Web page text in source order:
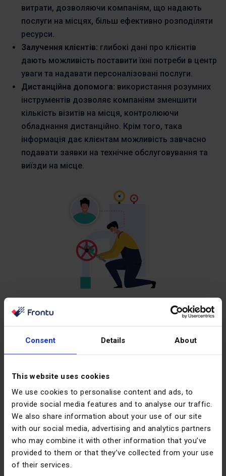
Consent Details About
This website uses cookies
We use cookies to personalise content and ads, to
provide social media features and to analyse our traffic.
We also share information about your use of our site
with our social media, advertising and analytics partners
who may combine it with other information that you’ve
provided to them or that they’ve collected from your use
of their services.
витрати, дозволяючи компаніям, що надають
послуги на місцях, більш ефективно розподіляти
ресурси.
Залучення клієнтів: глибокі дані про клієнтів
дають можливість поставити їхні потреби в центр
уваги та надавати персоналізовані послуги.
Дистанційна допомога: використання розумних
інструментів дозволяє компаніям зменшити
кількість візитів на місця, контролюючи
обладнання дистанційно. Крім того, така
інформація дає клієнтам можливість завчасно
подавати заявки на технічне обслуговування та
виїзди на місце.
Компанії та організації, що надають послуги на
технологічних досягнень, зменшують навантаження
на технічного спеціаліста. У свою чергу, вони
і більше на управлінні клієнтами.
По суті, клієнтоорієнтованість починається з
надання працівникам, які працюють на передовій,
необхідних мобільних інструментів. Якщо інженер
сильно залежить від керівництва, бек-офісу та інших
факторів, він не зможе забезпечити клієнтам
належний рівень обслуговування.